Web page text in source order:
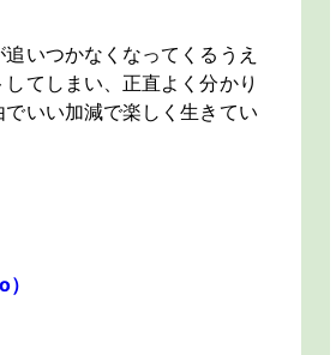
いつかなくなってくるうえ
てしまい、正直よく分かり
いい加減で楽しく生きてい